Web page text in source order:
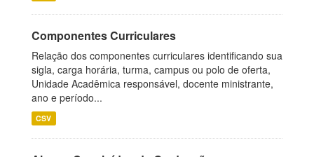
Componentes Curriculares
Relação dos componentes curriculares identificando sua
sigla, carga horária, turma, campus ou polo de oferta,
Unidade Acadêmica responsável, docente ministrante,
ano e período...
CSV